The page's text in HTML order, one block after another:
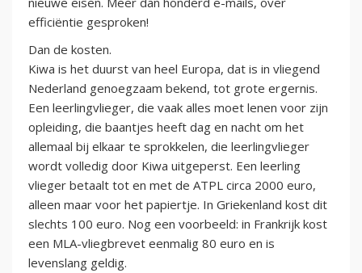
efficiëntie gesproken!
Dan de kosten.
Kiwa is het duurst van heel Europa, dat is in vliegend
Nederland genoegzaam bekend, tot grote ergernis.
Een leerlingvlieger, die vaak alles moet lenen voor zijn
opleiding, die baantjes heeft dag en nacht om het
allemaal bij elkaar te sprokkelen, die leerlingvlieger
wordt volledig door Kiwa uitgeperst. Een leerling
vlieger betaalt tot en met de ATPL circa 2000 euro,
alleen maar voor het papiertje. In Griekenland kost dit
slechts 100 euro. Nog een voorbeeld: in Frankrijk kost
een MLA-vliegbrevet eenmalig 80 euro en is
levenslang geldig.